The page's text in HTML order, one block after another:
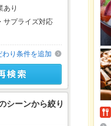
あり
サプライズ対応
わり条件を追加
シーンから絞り